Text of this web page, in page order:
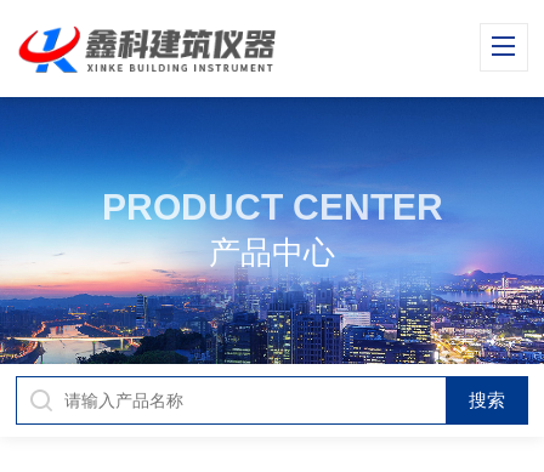
PRODUCT CENTER
产品中心